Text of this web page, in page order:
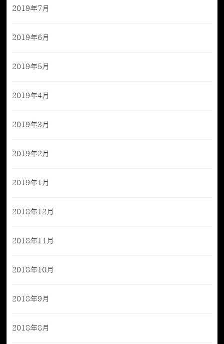
2019年7月
2019年6月
2019年5月
2019年4月
2019年3月
2019年2月
2019年1月
2018年12月
2018年11月
2018年10月
2018年9月
2018年8月